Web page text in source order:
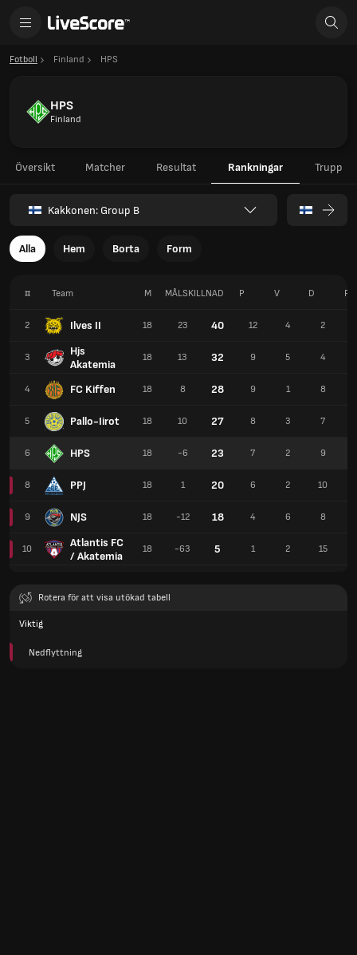
Fotboll Finland HPS
HPS
Finland
Översikt Matcher Resultat Rankningar Trupp
Kakkonen: Group B
Alla Hem Borta Form
# Team
2 Ilves II
3
Hjs
Akatemia
4 FC Kiffen
5 Pallo-Iirot
6 HPS
8 PPJ
9 NJS
10
Atlantis FC
/ Akatemia
M MÅLSKILLNAD P V D F
18 23 40 12 4 2
18 13 32 9 5 4
18 8 28 9 1 8
18 10 27 8 3 7
18 -6 23 7 2 9
18 1 20 6 2 10
18 -12 18 4 6 8
18 -63 5 1 2 15
Rotera för att visa utökad tabell
Viktig
Nedflyttning